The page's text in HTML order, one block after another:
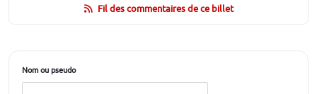
Fil des commentaires de ce billet
Nom ou pseudo